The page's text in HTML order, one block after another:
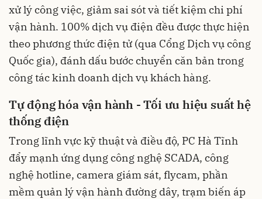
xử lý công việc, giảm sai sót và tiết kiệm chi phí
vận hành. 100% dịch vụ điện đều được thực hiện
theo phương thức điện tử (qua Cổng Dịch vụ công
Quốc gia), đánh dấu bước chuyển căn bản trong
công tác kinh doanh dịch vụ khách hàng.
Tự động hóa vận hành - Tối ưu hiệu suất hệ
thống điện
Trong lĩnh vực kỹ thuật và điều độ, PC Hà Tĩnh
đẩy mạnh ứng dụng công nghệ SCADA, công
nghệ hotline, camera giám sát, flycam, phần
mềm quản lý vận hành đường dây, trạm biến áp